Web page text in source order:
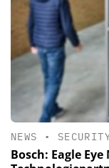
NEWS •
Bosch: Eagle